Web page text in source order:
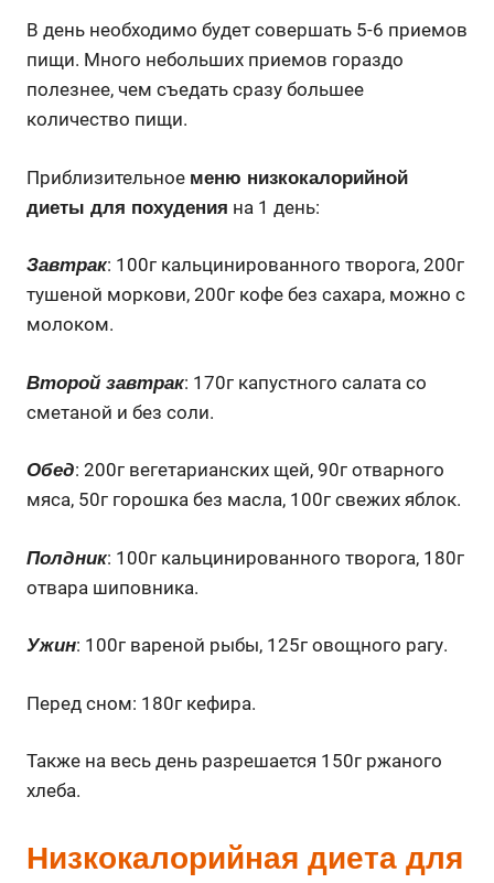
В день необходимо будет совершать 5-6 приемов
пищи. Много небольших приемов гораздо
полезнее, чем съедать сразу большее
количество пищи.
Приблизительное меню низкокалорийной
диеты для похудения на 1 день:
Завтрак: 100г кальцинированного творога, 200г
тушеной моркови, 200г кофе без сахара, можно с
молоком.
Второй завтрак: 170г капустного салата со
сметаной и без соли.
Обед: 200г вегетарианских щей, 90г отварного
мяса, 50г горошка без масла, 100г свежих яблок.
Полдник: 100г кальцинированного творога, 180г
отвара шиповника.
Ужин: 100г вареной рыбы, 125г овощного рагу.
Перед сном: 180г кефира.
Также на весь день разрешается 150г ржаного
хлеба.
Низкокалорийная диета для